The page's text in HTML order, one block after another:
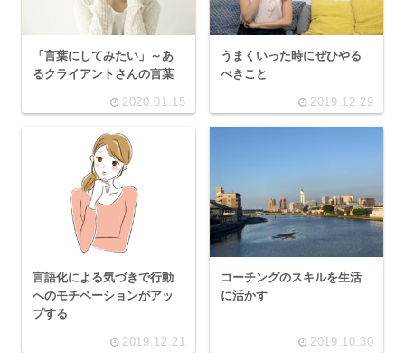
「言葉にしてみたい」～あ
るクライアントさんの言葉
2020.01.15
うまくいった時にぜひやる
べきこと
2019.12.29
言語化による気づきで行動
へのモチベーションがアッ
プする
2019.12.21
コーチングのスキルを生活
に活かす
2019.10.30